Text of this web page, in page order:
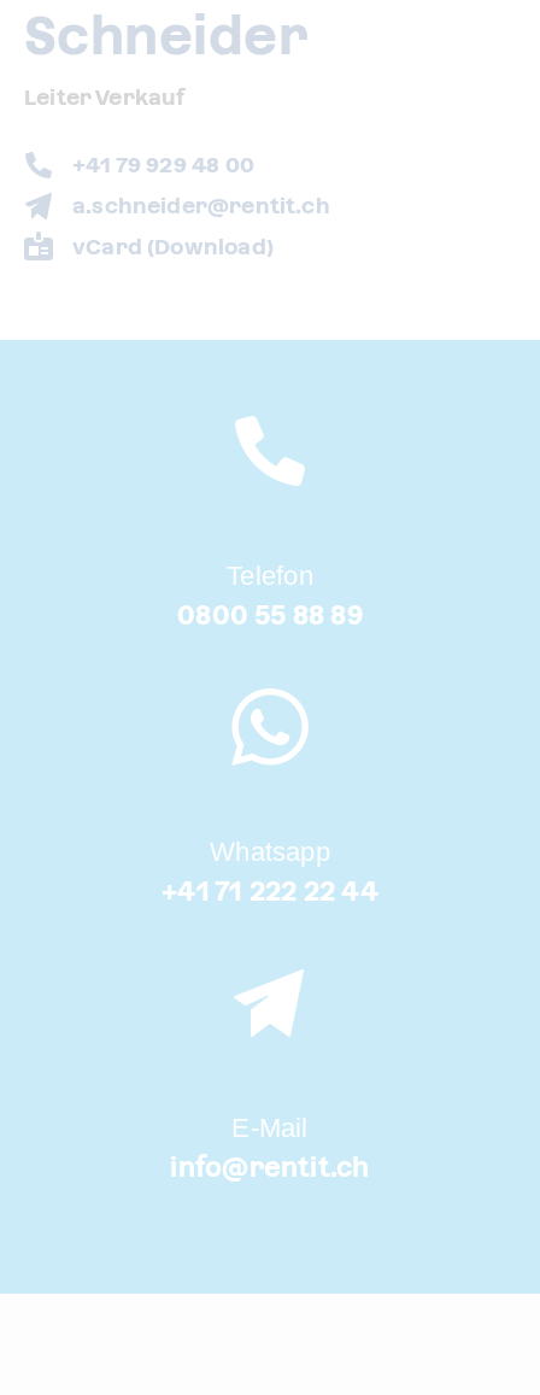
Schneider
Leiter Verkauf
+41 79 929 48 00
a.schneider@rentit.ch
vCard (Download)
Telefon
0800 55 88 89
Whatsapp
+41 71 222 22 44
E-Mail
info@rentit.ch